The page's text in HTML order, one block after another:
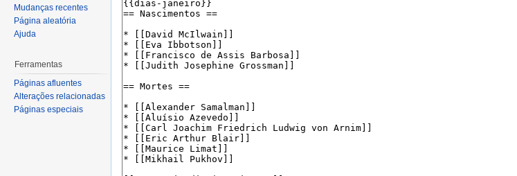
Mudanças recentes
Página aleatória
Ajuda
Ferramentas
Páginas afluentes
Alterações relacionadas
Páginas especiais